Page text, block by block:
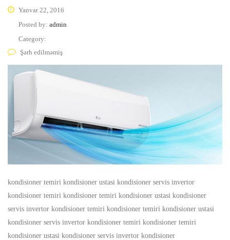
Yanvar 22, 2016
Posted by: admin
Category:
Şərh edilməmiş
kondisioner temiri kondisioner ustasi kondisioner servis invertor
kondisioner temiri kondisioner temiri kondisioner ustasi kondisioner
servis invertor kondisioner temiri kondisioner temiri kondisioner ustasi
kondisioner servis invertor kondisioner temiri kondisioner temiri
kondisioner ustasi kondisioner servis invertor kondisioner